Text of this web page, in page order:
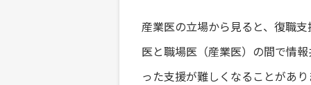
産業医の立場から見ると、復職
医と職場医（産業医）の間で情
った支援が難しくなることがあ